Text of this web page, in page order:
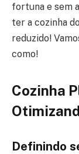
fortuna e sem
ter a cozinha
reduzido!
como!
Cozinha
Definindo